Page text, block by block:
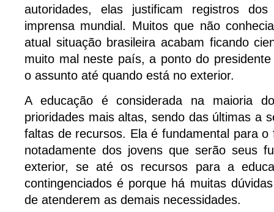
autoridades, elas justificam registros dos
imprensa mundial. Muitos que não
atual situação brasileira acabam ficando
muito mal neste país, a ponto do
o assunto até quando está no exterior.
A educação é considerada na maioria
prioridades mais altas, sendo das últimas a
faltas de recursos. Ela é fundamental para o
notadamente dos jovens que serão seus
exterior, se até os recursos para a
contingenciados é porque há muitas
de atenderem as demais necessidades.